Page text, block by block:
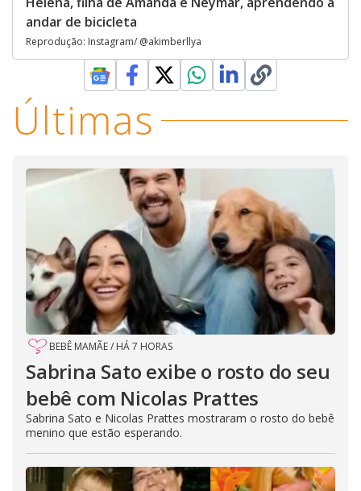
andar de bicicleta
Reprodução: Instagram/ @akimberllya
Últimas
BEBÊ MAMÃE/ HÁ 7 HORAS
Sabrina Sato exibe o rosto do seu
bebê com Nicolas Prattes
Sabrina Sato e Nicolas Prattes mostraram o rosto do bebê
menino que estão esperando.